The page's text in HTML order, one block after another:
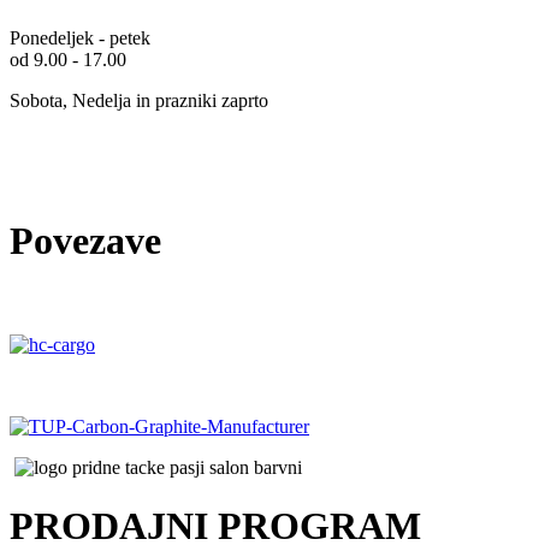
Ponedeljek - petek
od 9.00 - 17.00
Sobota, Nedelja in prazniki zaprto
Povezave
PRODAJNI PROGRAM